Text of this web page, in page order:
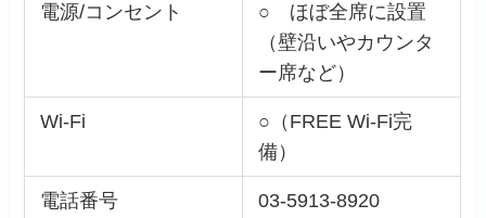
電源/コンセント
○ ほぼ全席に設置
（壁沿いやカウンタ
ー席など）
Wi-Fi
○（FREE Wi-Fi完
備）
電話番号 03-5913-8920